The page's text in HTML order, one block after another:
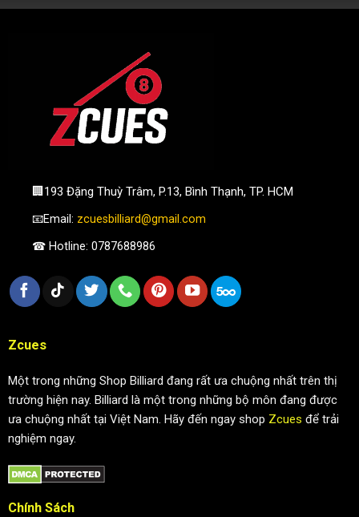
🏢193 Đặng Thuỳ Trâm, P.13, Bình Thạnh, TP. HCM
📧Email: zcuesbilliard@gmail.com
☎ Hotline: 0787688986
Zcues
Một trong những Shop Billiard đang rất ưa chuộng nhất trên thị
trường hiện nay. Billiard là một trong những bộ môn đang được
ưa chuộng nhất tại Việt Nam. Hãy đến ngay shop Zcues để trải
nghiệm ngay.
Chính Sách